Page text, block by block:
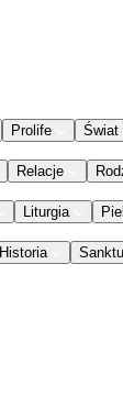
Prolife Świat
Relacje
Liturgia
Historia